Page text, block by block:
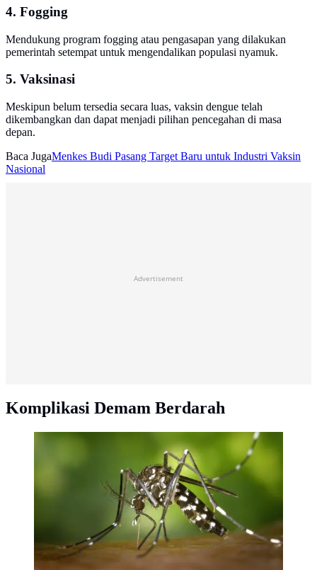
4. Fogging
Mendukung program fogging atau pengasapan yang dilakukan
pemerintah setempat untuk mengendalikan populasi nyamuk.
5. Vaksinasi
Meskipun belum tersedia secara luas, vaksin dengue telah
dikembangkan dan dapat menjadi pilihan pencegahan di masa
depan.
Baca JugaMenkes Budi Pasang Target Baru untuk Industri Vaksin
Nasional
Advertisement
Komplikasi Demam Berdarah